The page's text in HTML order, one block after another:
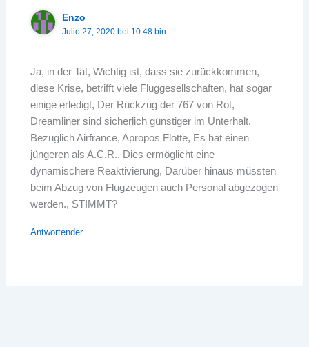
Enzo
Julio 27, 2020 bei 10:48 bin
Ja, in der Tat, Wichtig ist, dass sie zurückkommen,
diese Krise, betrifft viele Fluggesellschaften, hat sogar
einige erledigt, Der Rückzug der 767 von Rot,
Dreamliner sind sicherlich günstiger im Unterhalt.
Bezüglich Airfrance, Apropos Flotte, Es hat einen
jüngeren als A.C.R.. Dies ermöglicht eine
dynamischere Reaktivierung, Darüber hinaus müssten
beim Abzug von Flugzeugen auch Personal abgezogen
werden., STIMMT?
Antwortender